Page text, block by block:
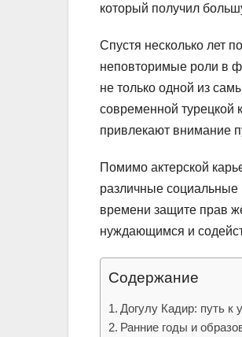
который получил
Спустя несколько лет
неповторимые роли в
не только одной из
современной турецкой
привлекают внимание
Помимо актерской
различные
времени защите прав
нуждающимся и
Содержание
Догулу Кадир: путь к
Ранние годы и